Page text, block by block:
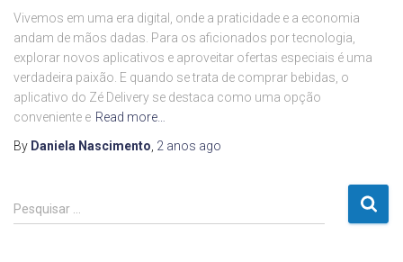
Vivemos em uma era digital, onde a praticidade e a economia
andam de mãos dadas. Para os aficionados por tecnologia,
explorar novos aplicativos e aproveitar ofertas especiais é uma
verdadeira paixão. E quando se trata de comprar bebidas, o
aplicativo do Zé Delivery se destaca como uma opção
conveniente e Read more…
By Daniela Nascimento 2 anos ago
P
e
Pesquisar …